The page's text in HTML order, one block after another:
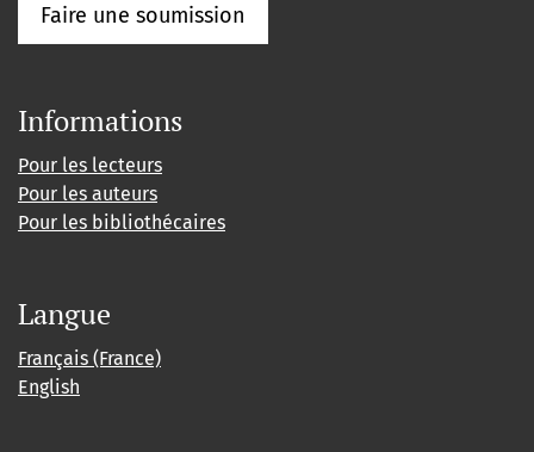
Faire une soumission
Informations
Pour les lecteurs
Pour les auteurs
Pour les bibliothécaires
Langue
Français (France)
English